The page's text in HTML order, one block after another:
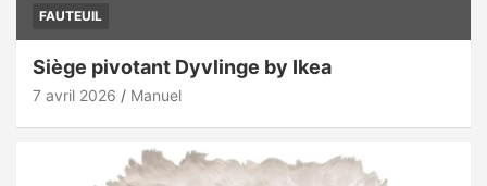
FAUTEUIL
Siège pivotant Dyvlinge by Ikea
7 avril 2026 Manuel